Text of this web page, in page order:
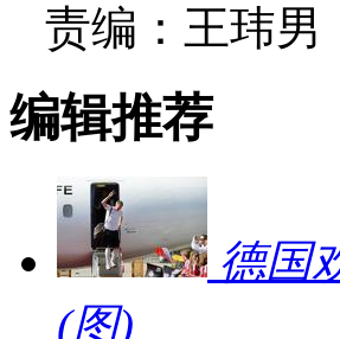
责编：王玮男
编辑推荐
德国
(图)